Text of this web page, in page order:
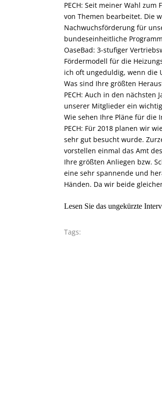
PECH: Seit meiner Wahl
von Themen bearbeitet. Die
Nachwuchsförderung für
bundeseinheitliche
OaseBad: 3-stufiger
Fördermodell für die
ich oft ungeduldig, wenn die
Was sind Ihre größten
PECH: Auch in den
unserer Mitglieder ein
Wie sehen Ihre Pläne für die
PECH: Für 2018 planen wir
sehr gut besucht wurde.
vorstellen einmal das Amt
Ihre größten Anliegen bzw.
eine sehr spannende und
Händen. Da wir beide
Lesen Sie das ungekürzte
Tags: